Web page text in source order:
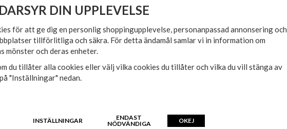
DIN UPPLEVELSE
för att ge dig en personlig shoppingupplevelse, personanpassad annonsering och
tillförlitliga och säkra. För detta ändamål samlar vi in information om
mönster och deras enheter.
du tillåter alla cookies eller välj vilka cookies du tillåter och vilka du vill stänga av
"Inställningar" nedan.
INSTÄLLNINGAR
ENDAST
NÖDVÄNDIGA
OKEJ